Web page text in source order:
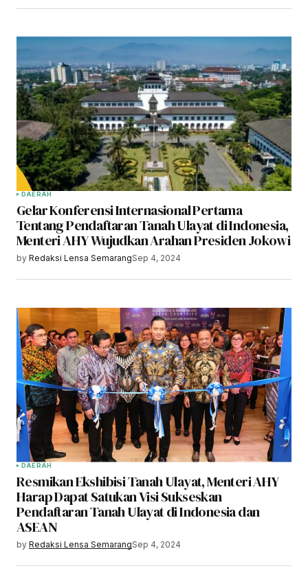
DAERAH
Gelar Konferensi Internasional Pertama
Tentang Pendaftaran Tanah Ulayat di Indonesia,
Menteri AHY Wujudkan Arahan Presiden Jokowi
by Redaksi Lensa SemarangSep 4, 2024
DAERAH
Resmikan Ekshibisi Tanah Ulayat, Menteri AHY
Harap Dapat Satukan Visi Sukseskan
Pendaftaran Tanah Ulayat di Indonesia dan
ASEAN
by Redaksi Lensa SemarangSep 4, 2024